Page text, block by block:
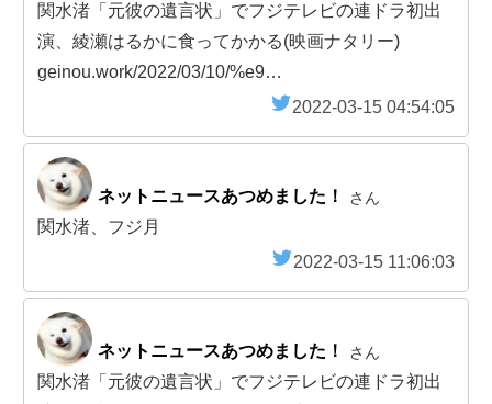
関水渚「元彼の遺言状」でフジテレビの連ドラ初出
演、綾瀬はるかに食ってかかる(映画ナタリー)
geinou.work/2022/03/10/%e9…
2022-03-15 04:54:05
ネットニュースあつめました！ さん
関水渚、フジ月
2022-03-15 11:06:03
ネットニュースあつめました！ さん
関水渚「元彼の遺言状」でフジテレビの連ドラ初出